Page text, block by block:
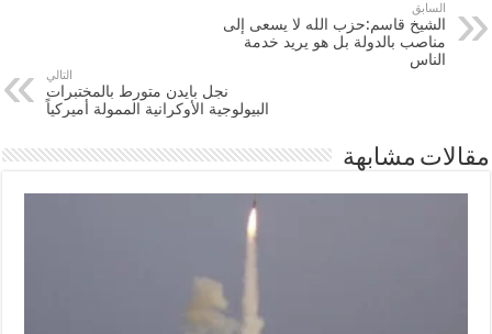
السابق
الشيخ قاسم:حزب الله لا يسعى إلى
مناصب بالدولة بل هو يريد خدمة
الناس
التالي
نجل بايدن متورط بالمختبرات
البيولوجية الأوكرانية الممولة أميركياً
مقالات مشابهة